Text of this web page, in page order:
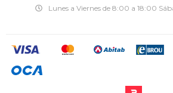
Lunes a Viernes de 8:00 a 18:00